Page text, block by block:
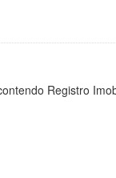
Registro